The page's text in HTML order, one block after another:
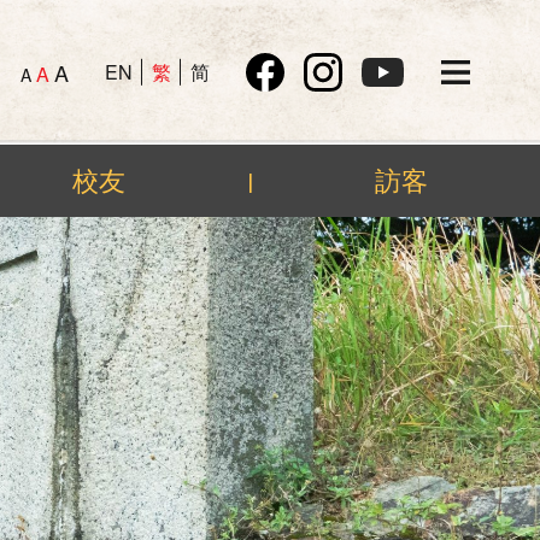
A AA EN 繁 简
校友 | 訪客